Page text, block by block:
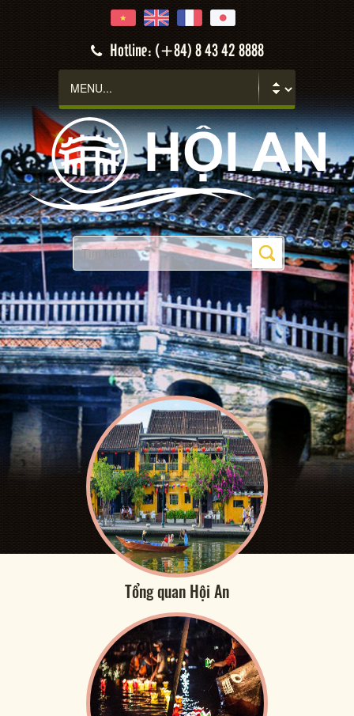
Hotline: (+84) 8 43 42 8888
Tổng quan Hội An